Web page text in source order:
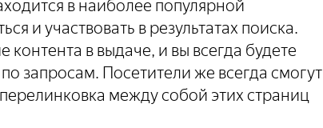
и участвовать в результатах поиска.
в выдаче, и вы всегда будете
запросам. Посетители же всегда смогут
между собой этих страниц